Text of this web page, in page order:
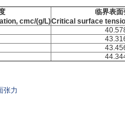
cmc/(g/L)
临界表面
Critical surface
张力